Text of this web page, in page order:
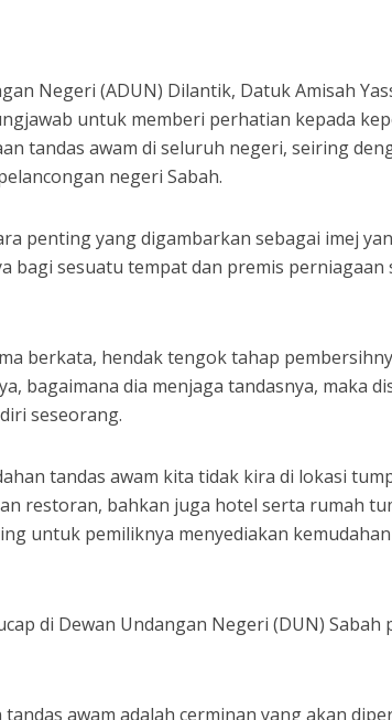
Negeri (ADUN) Dilantik, Datuk Amisah
untuk memberi perhatian kepada
tandas awam di seluruh negeri, seiring
negeri Sabah.
penting yang digambarkan sebagai imej
bagi sesuatu tempat dan premis perniagaan
berkata, hendak tengok tahap
bagaimana dia menjaga tandasnya, maka
seseorang.
tandas awam kita tidak kira di lokasi
restoran, bahkan juga hotel serta rumah
untuk pemiliknya menyediakan
di Dewan Undangan Negeri (DUN) Sabah
awam adalah cerminan yang akan